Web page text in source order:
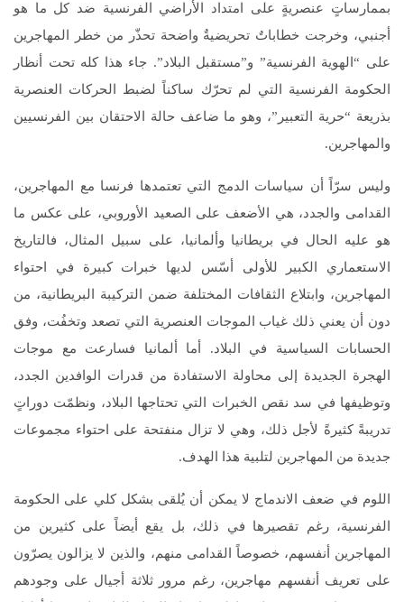
بممارساتٍ عنصريةٍ على امتداد الأراضي الفرنسية ضد كل ما هو
أجنبي، وخرجت خطاباتٌ تحريضيةٌ واضحة تحذّر من خطر المهاجرين
على “الهوية الفرنسية” و”مستقبل البلاد”. جاء هذا كله تحت أنظار
الحكومة الفرنسية التي لم تحرّك ساكناً لضبط الحركات العنصرية
بذريعة “حرية التعبير”، وهو ما ضاعف حالة الاحتقان بين الفرنسيين
والمهاجرين.
وليس سرّاً أن سياسات الدمج التي تعتمدها فرنسا مع المهاجرين،
القدامى والجدد، هي الأضعف على الصعيد الأوروبي، على عكس ما
هو عليه الحال في بريطانيا وألمانيا، على سبيل المثال، فالتاريخ
الاستعماري الكبير للأولى أسّس لديها خبرات كبيرة في احتواء
المهاجرين، وابتلاع الثقافات المختلفة ضمن التركيبة البريطانية، من
دون أن يعني ذلك غياب الموجات العنصرية التي تصعد وتخفُت، وفق
الحسابات السياسية في البلاد. أما ألمانيا فسارعت مع موجات
الهجرة الجديدة إلى محاولة الاستفادة من قدرات الوافدين الجدد،
وتوظيفها في سد نقص الخبرات التي تحتاجها البلاد، ونظمّت دوراتٍ
تدريبةً كثيرةً لأجل ذلك، وهي لا تزال منفتحة على احتواء مجموعات
جديدة من المهاجرين لتلبية هذا الهدف.
اللوم في ضعف الاندماج لا يمكن أن يُلقى بشكل كلي على الحكومة
الفرنسية، رغم تقصيرها في ذلك، بل يقع أيضاً على كثيرين من
المهاجرين أنفسهم، خصوصاً القدامى منهم، والذين لا يزالون يصرّون
على تعريف أنفسهم مهاجرين، رغم مرور ثلاثة أجيال على وجودهم